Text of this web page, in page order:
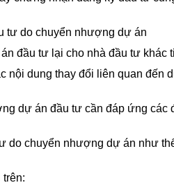
đầu tư lại cho nhà đầu tư khác
nội dung thay đổi liên quan
dự án đầu tư cần đáp ứng các
do chuyển nhượng dự án như
trên: